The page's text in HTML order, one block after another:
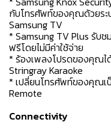
กับโทรศัพท์ของคุณด้วยระ
Samsung TV
* Samsung TV Plus รับ
ฟรีโดยไม่มีค่าใช้จ่าย
* ร้องเพลงโปรดของคุณ
Stringray Karaoke
* เปลี่ยนโทรศัพท์ของคุณเ
Remote
Connectivity